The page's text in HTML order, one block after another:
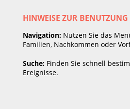
HINWEISE ZUR BENUTZUNG
Navigation: Nutzen Sie das
Familien, Nachkommen oder
Suche: Finden Sie schnell
Ereignisse.